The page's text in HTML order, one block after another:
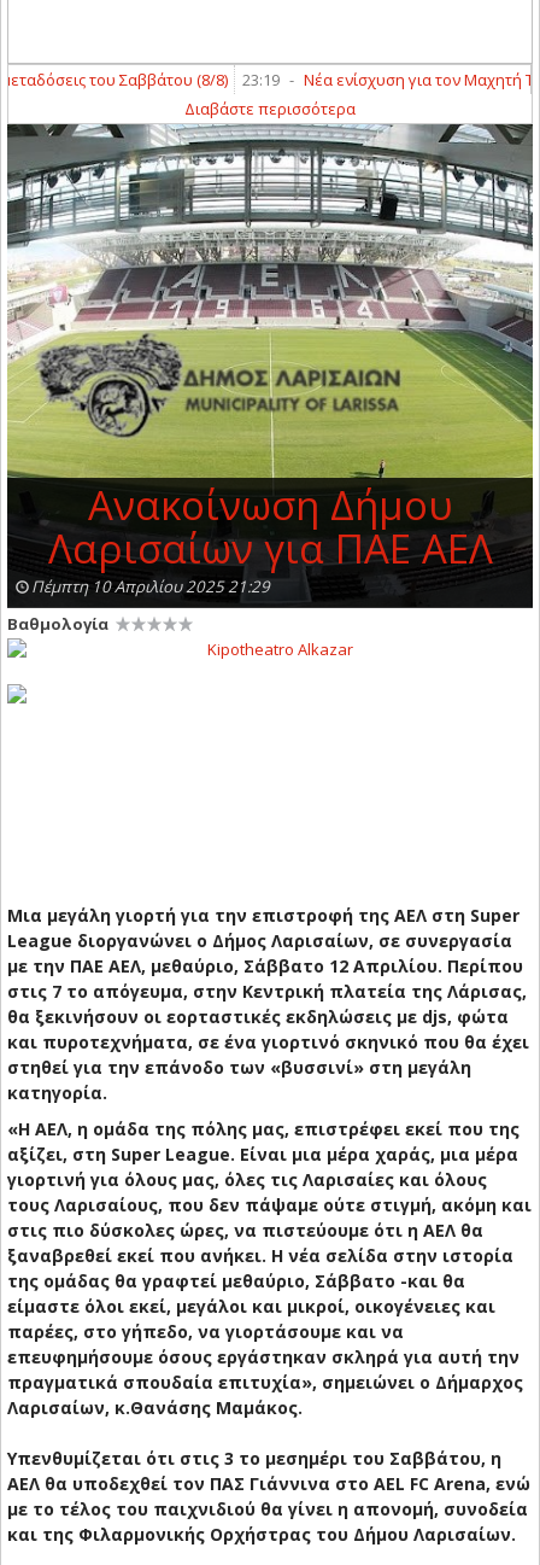
του Σαββάτου (8/8) 23:19 - Νέα ενίσχυση για τον Μαχητή
Διαβάστε περισσότερα
Ανακοίνωση Δήμου
Λαρισαίων για ΠΑΕ ΑΕΛ
Πέμπτη 10 Απριλίου 2025 21:29
Βαθμολογία
Μια μεγάλη γιορτή για την επιστροφή της ΑΕΛ στη Super
League διοργανώνει ο Δήμος Λαρισαίων, σε συνεργασία
με την ΠΑΕ ΑΕΛ, μεθαύριο, Σάββατο 12 Απριλίου. Περίπου
στις 7 το απόγευμα, στην Κεντρική πλατεία της Λάρισας,
θα ξεκινήσουν οι εορταστικές εκδηλώσεις με djs, φώτα
και πυροτεχνήματα, σε ένα γιορτινό σκηνικό που θα έχει
στηθεί για την επάνοδο των «βυσσινί» στη μεγάλη
κατηγορία.
«Η ΑΕΛ, η ομάδα της πόλης μας, επιστρέφει εκεί που της
αξίζει, στη Super League. Είναι μια μέρα χαράς, μια μέρα
γιορτινή για όλους μας, όλες τις Λαρισαίες και όλους
τους Λαρισαίους, που δεν πάψαμε ούτε στιγμή, ακόμη και
στις πιο δύσκολες ώρες, να πιστεύουμε ότι η ΑΕΛ θα
ξαναβρεθεί εκεί που ανήκει. Η νέα σελίδα στην ιστορία
της ομάδας θα γραφτεί μεθαύριο, Σάββατο -και θα
είμαστε όλοι εκεί, μεγάλοι και μικροί, οικογένειες και
παρέες, στο γήπεδο, να γιορτάσουμε και να
επευφημήσουμε όσους εργάστηκαν σκληρά για αυτή την
πραγματικά σπουδαία επιτυχία», σημειώνει ο Δήμαρχος
Λαρισαίων, κ.Θανάσης Μαμάκος.
Υπενθυμίζεται ότι στις 3 το μεσημέρι του Σαββάτου, η
ΑΕΛ θα υποδεχθεί τον ΠΑΣ Γιάννινα στο AEL FC Arena, ενώ
με το τέλος του παιχνιδιού θα γίνει η απονομή, συνοδεία
και της Φιλαρμονικής Ορχήστρας του Δήμου Λαρισαίων.